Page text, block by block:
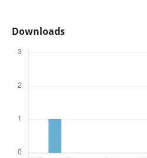
Downloads